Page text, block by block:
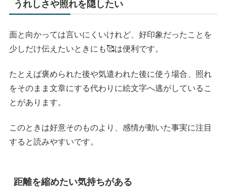
うれしさや照れを隠したい
面と向かっては言いにくいけれど、好印象だったことを
少しだけ伝えたいときにも🥰は便利です。
たとえば褒められた後や気遣われた後に使う場合、照れ
をそのまま文章にする代わりに絵文字へ逃がしているこ
とがあります。
このときは好意そのものより、感情が動いた事実に注目
すると読みやすいです。
距離を縮めたい気持ちがある